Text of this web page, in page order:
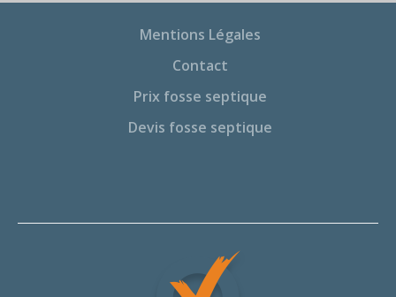
Mentions Légales
Contact
Prix fosse septique
Devis fosse septique